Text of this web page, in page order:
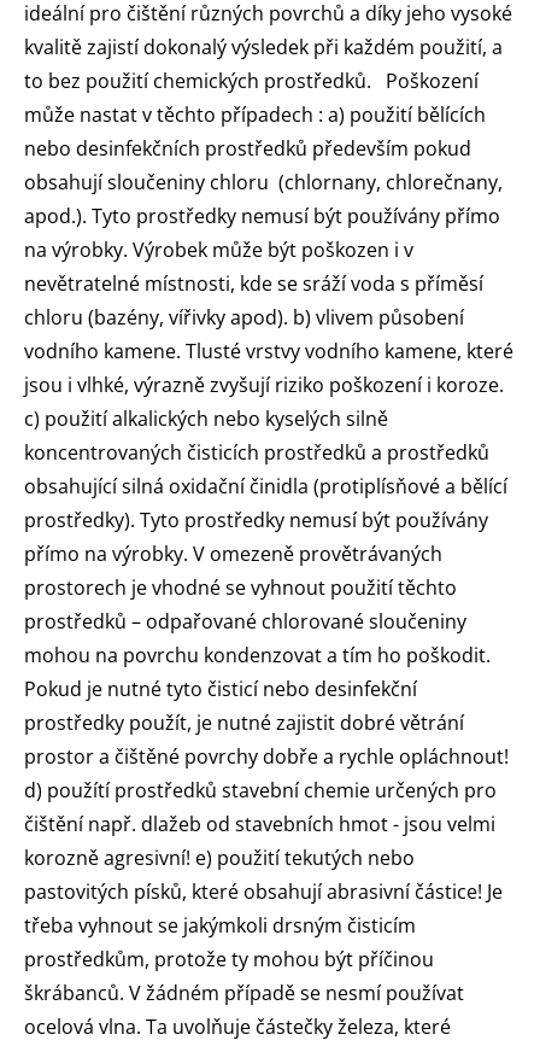
ideální pro čištění různých povrchů a díky jeho vysoké
kvalitě zajistí dokonalý výsledek při každém použití, a
to bez použití chemických prostředků. Poškození
může nastat v těchto případech : a) použití bělících
nebo desinfekčních prostředků především pokud
obsahují sloučeniny chloru (chlornany, chlorečnany,
apod.). Tyto prostředky nemusí být používány přímo
na výrobky. Výrobek může být poškozen i v
nevětratelné místnosti, kde se sráží voda s příměsí
chloru (bazény, vířivky apod). b) vlivem působení
vodního kamene. Tlusté vrstvy vodního kamene, které
jsou i vlhké, výrazně zvyšují riziko poškození i koroze.
c) použití alkalických nebo kyselých silně
koncentrovaných čisticích prostředků a prostředků
obsahující silná oxidační činidla (protiplísňové a bělící
prostředky). Tyto prostředky nemusí být používány
přímo na výrobky. V omezeně provětrávaných
prostorech je vhodné se vyhnout použití těchto
prostředků – odpařované chlorované sloučeniny
mohou na povrchu kondenzovat a tím ho poškodit.
Pokud je nutné tyto čisticí nebo desinfekční
prostředky použít, je nutné zajistit dobré větrání
prostor a čištěné povrchy dobře a rychle opláchnout!
d) použítí prostředků stavební chemie určených pro
čištění např. dlažeb od stavebních hmot - jsou velmi
korozně agresivní! e) použití tekutých nebo
pastovitých písků, které obsahují abrasivní částice! Je
třeba vyhnout se jakýmkoli drsným čisticím
prostředkům, protože ty mohou být příčinou
škrábanců. V žádném případě se nesmí používat
ocelová vlna. Ta uvolňuje částečky železa, které